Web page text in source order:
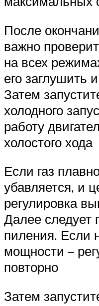
После
важно
на всех
его заглушить
Затем
холодного
работу
холостого хода
Если газ
убавляется, и
регулировка
Далее следует
пиления. Если
мощности –
повторно
Затем